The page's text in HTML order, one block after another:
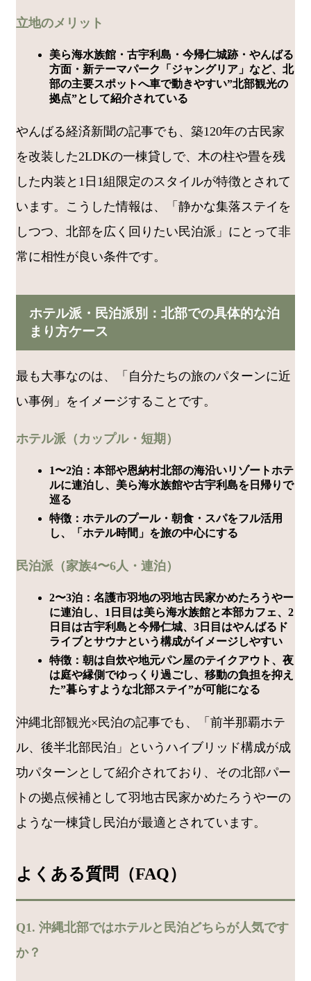
立地のメリット
美ら海水族館・古宇利島・今帰仁城跡・やんばる
方面・新テーマパーク「ジャングリア」など、北
部の主要スポットへ車で動きやすい”北部観光の
拠点”として紹介されている
やんばる経済新聞の記事でも、築120年の古民家
を改装した2LDKの一棟貸しで、木の柱や畳を残
した内装と1日1組限定のスタイルが特徴とされて
います。こうした情報は、「静かな集落ステイを
しつつ、北部を広く回りたい民泊派」にとって非
常に相性が良い条件です。
ホテル派・民泊派別：北部での具体的な泊
まり方ケース
最も大事なのは、「自分たちの旅のパターンに近
い事例」をイメージすることです。
ホテル派（カップル・短期）
1〜2泊：本部や恩納村北部の海沿いリゾートホテ
ルに連泊し、美ら海水族館や古宇利島を日帰りで
巡る
特徴：ホテルのプール・朝食・スパをフル活用
し、「ホテル時間」を旅の中心にする
民泊派（家族4〜6人・連泊）
2〜3泊：名護市羽地の羽地古民家かめたろうやー
に連泊し、1日目は美ら海水族館と本部カフェ、2
日目は古宇利島と今帰仁城、3日目はやんばるド
ライブとサウナという構成がイメージしやすい
特徴：朝は自炊や地元パン屋のテイクアウト、夜
は庭や縁側でゆっくり過ごし、移動の負担を抑え
た”暮らすような北部ステイ”が可能になる
沖縄北部観光×民泊の記事でも、「前半那覇ホテ
ル、後半北部民泊」というハイブリッド構成が成
功パターンとして紹介されており、その北部パー
トの拠点候補として羽地古民家かめたろうやーの
ような一棟貸し民泊が最適とされています。
よくある質問（FAQ）
Q1. 沖縄北部ではホテルと民泊どちらが人気です
か？